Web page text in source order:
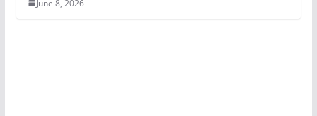
June 8, 2026